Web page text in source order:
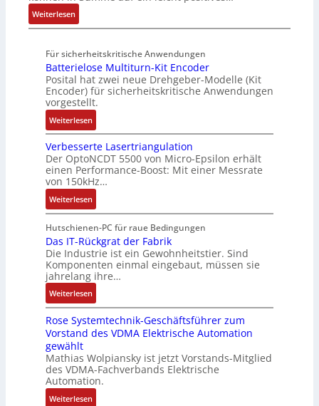
a
L
3
f
ü
r
s
i
c
h
e
r
e
E
n
t
w
i
c
k
l
u
n
g
u
n
u
n
d
o
b
o
t
r
e
n
,
3
M
i
l
l
i
o
n
e
n
A
r
b
e
i
t
s
k
r
ä
f
t
e
u
t
u
t
o
m
a
t
i
o
n
e
x
p
a
n
d
i
e
r
t
Weiterlesen:
A
f
t
r
a
g
s
e
i
n
g
a
n
g
i
m
M
a
s
c
h
i
n
e
n
-
Für sicherheitskritische Anwendungen
Batterielose Multiturn-Kit Encoder
Posital hat zwei neue Drehgeber-Modelle (Kit
Encoder) für sicherheitskritische Anwendungen
vorgestellt.
Weiterlesen:
B
a
t
t
e
r
i
e
l
o
s
e
M
u
l
t
t
u
r
n
Verbesserte Lasertriangulation
Der OptoNCDT 5500 von Micro-Epsilon erhält
einen Performance-Boost: Mit einer Messrate
von 150kHz…
Weiterlesen:
V
e
r
b
e
s
s
e
r
t
L
a
s
e
Hutschienen-PC für raue Bedingungen
Das IT-Rückgrat der Fabrik
Die Industrie ist ein Gewohnheitstier. Sind
Komponenten einmal eingebaut, müssen sie
jahrelang ihre…
Weiterlesen:
D
a
s
T
-
R
ü
Rose Systemtechnik-Geschäftsführer zum
Vorstand des VDMA Elektrische Automation
gewählt
Mathias Wolpiansky ist jetzt Vorstands-Mitglied
des VDMA-Fachverbands Elektrische
Automation.
Weiterlesen: